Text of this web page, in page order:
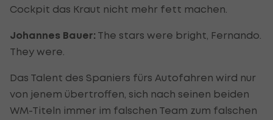
Cockpit das Kraut nicht mehr fett machen.
Johannes Bauer: The stars were bright, Fernando.
They were.
Das Talent des Spaniers fürs Autofahren wird nur
von jenem übertroffen, sich nach seinen beiden
WM-Titeln immer im falschen Team zum falschen